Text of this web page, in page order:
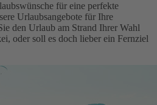
für eine perfekte
Urlaubsangebote für Ihre
den Urlaub am Strand Ihrer Wahl
oder soll es doch lieber ein Fernziel